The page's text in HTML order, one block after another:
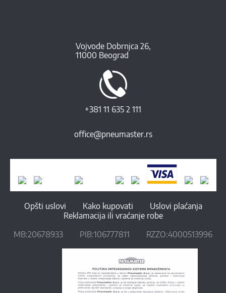
Vojvode Dobrnjca 26,
11000 Beograd
+381 11 635 2 111
office@pneumaster.rs
Opšti uslovi Kako kupovati
Uslovi plaćanja
Reklamacija ili vraćanje robe
MB:20678933
PIB:106777811 RZZO:4000513996